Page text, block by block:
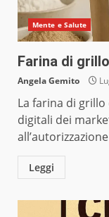
Mente e Salute
Farina di
Angela Gemito
La farina di
digitali dei
all’autorizzazione
Leggi